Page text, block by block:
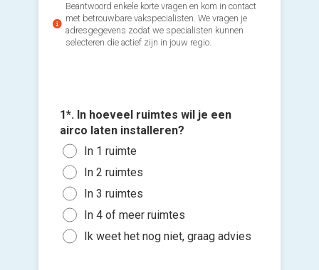
Beantwoord enkele korte vragen en kom in contact
met betrouwbare vakspecialisten. We vragen je
adresgegevens zodat we specialisten kunnen
selecteren die actief zijn in jouw regio.
1*. In hoeveel ruimtes wil je een
airco laten installeren?
In 1 ruimte
In 2 ruimtes
In 3 ruimtes
In 4 of meer ruimtes
Ik weet het nog niet, graag advies